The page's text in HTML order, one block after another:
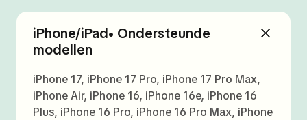
iPhone/iPad• Ondersteunde
modellen
iPhone 17, iPhone 17 Pro, iPhone 17 Pro Max,
iPhone Air, iPhone 16, iPhone 16e, iPhone 16
Plus, iPhone 16 Pro, iPhone 16 Pro Max, iPhone